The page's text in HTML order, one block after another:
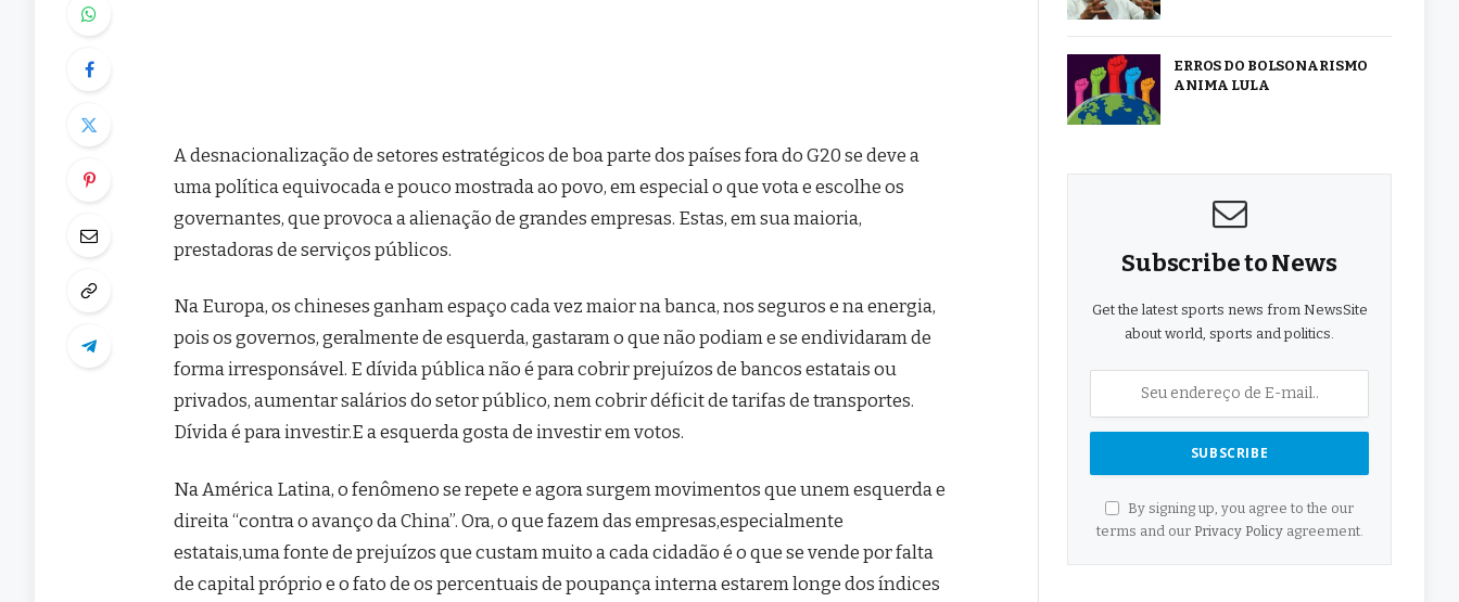
A desnacionalização de setores estratégicos de boa parte dos países fora do G20 se deve a
uma política equivocada e pouco mostrada ao povo, em especial o que vota e escolhe os
governantes, que provoca a alienação de grandes empresas. Estas, em sua maioria,
prestadoras de serviços públicos.
Na Europa, os chineses ganham espaço cada vez maior na banca, nos seguros e na energia,
pois os governos, geralmente de esquerda, gastaram o que não podiam e se endividaram de
forma irresponsável. E dívida pública não é para cobrir prejuízos de bancos estatais ou
privados, aumentar salários do setor público, nem cobrir déficit de tarifas de transportes.
Dívida é para investir.E a esquerda gosta de investir em votos.
Na América Latina, o fenômeno se repete e agora surgem movimentos que unem esquerda e
direita “contra o avanço da China”. Ora, o que fazem das empresas,especialmente
estatais,uma fonte de prejuízos que custam muito a cada cidadão é o que se vende por falta
de capital próprio e o fato de os percentuais de poupança interna estarem longe dos índices
ERROS DO BOLSONARISMO
ANIMA LULA
Subscribe to News
Get the latest sports news from NewsSite
about world, sports and politics.
By signing up, you agree to the our
terms and our Privacy Policyagreement.